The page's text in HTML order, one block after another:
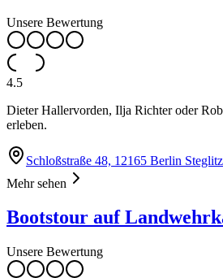
Unsere Bewertung
4.5
Dieter Hallervorden, Ilja Richter oder
erleben.
Schloßstraße 48, 12165 Berlin Steglitz
Mehr sehen
Bootstour auf
Unsere Bewertung